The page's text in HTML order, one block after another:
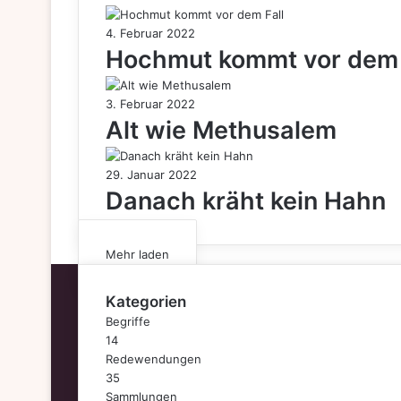
4. Februar 2022
Hochmut kommt vor
3. Februar 2022
Alt wie Methusalem
29. Januar 2022
Danach kräht kein Hahn
Mehr laden
Kategorien
Begriffe
14
Redewendungen
35
Sammlungen